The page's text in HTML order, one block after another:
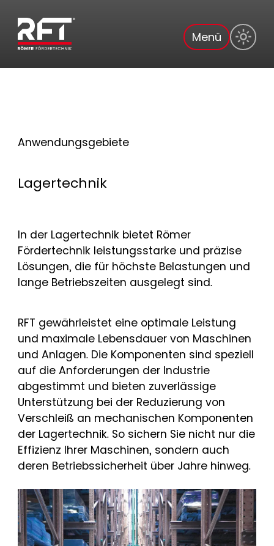
Menü
Anwendungsgebiete
Lagertechnik
In der Lagertechnik bietet Römer
Fördertechnik leistungsstarke und präzise
Lösungen, die für höchste Belastungen und
lange Betriebszeiten ausgelegt sind.
RFT gewährleistet eine optimale Leistung
und maximale Lebensdauer von Maschinen
und Anlagen. Die Komponenten sind speziell
auf die Anforderungen der Industrie
abgestimmt und bieten zuverlässige
Unterstützung bei der Reduzierung von
Verschleiß an mechanischen Komponenten
der Lagertechnik. So sichern Sie nicht nur die
Effizienz Ihrer Maschinen, sondern auch
deren Betriebssicherheit über Jahre hinweg.